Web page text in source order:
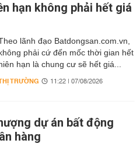
hạn không phải hết giá
lãnh đạo Batdongsan.com.vn,
phải cứ đến mốc thời gian hết
hạn là chung cư sẽ hết giá...
TRƯỜNG 11:22 | 07/08/2026
dự án bất động
hàng